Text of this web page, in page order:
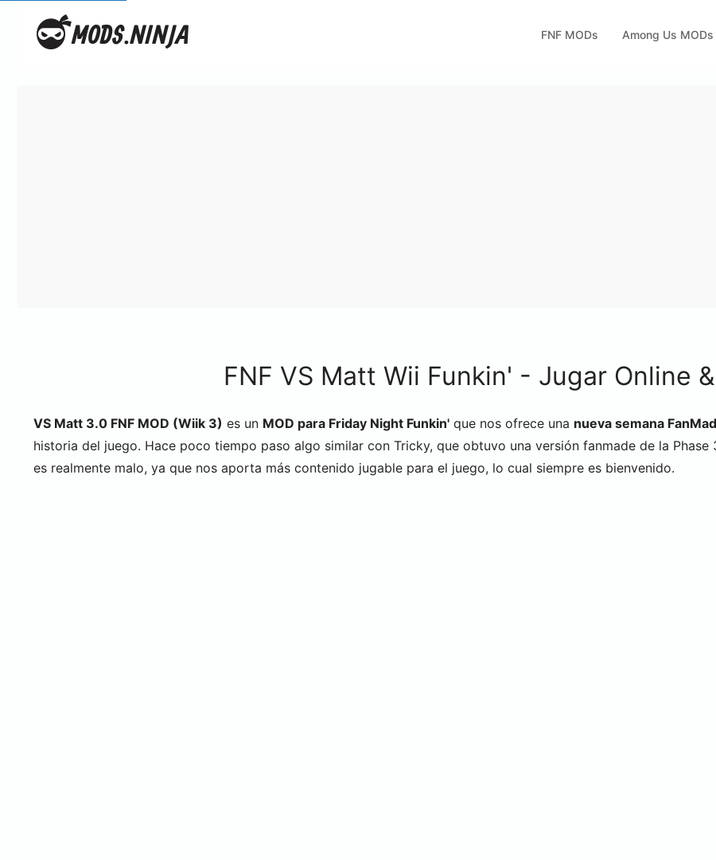
FNF MODs Among Us MODs
FNF VS Matt Wii Funkin' - Jugar Online
VS Matt 3.0 FNF MOD (Wiik 3) es un MOD para Friday Night Funkin' que nos ofrece una nueva semana
historia del juego. Hace poco tiempo paso algo similar con Tricky, que obtuvo una versión fanmade de la
es realmente malo, ya que nos aporta más contenido jugable para el juego, lo cual siempre es bienvenido.